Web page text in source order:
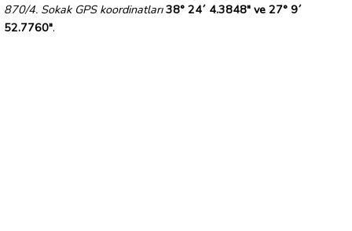
870/4. Sokak GPS koordinatları 38° 24´ 4.3848" ve 27° 9´
52.7760".